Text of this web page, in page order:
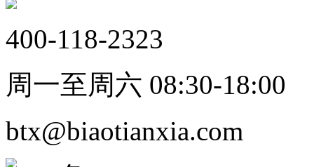
400-118-2323
周一至周六 08:30-18:00
btx@biaotianxia.com